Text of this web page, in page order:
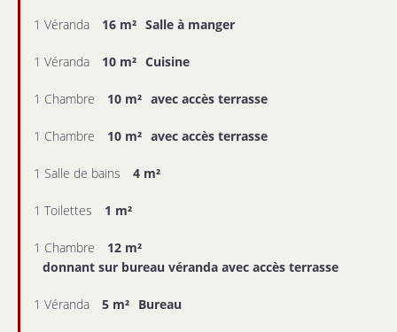
1 Véranda 16 m² Salle à manger
1 Véranda 10 m² Cuisine
1 Chambre 10 m² avec accès terrasse
1 Chambre 10 m² avec accès terrasse
1 Salle de bains 4 m²
1 Toilettes 1 m²
1 Chambre
12 m²
donnant sur bureau véranda avec accès terrasse
1 Véranda 5 m² Bureau